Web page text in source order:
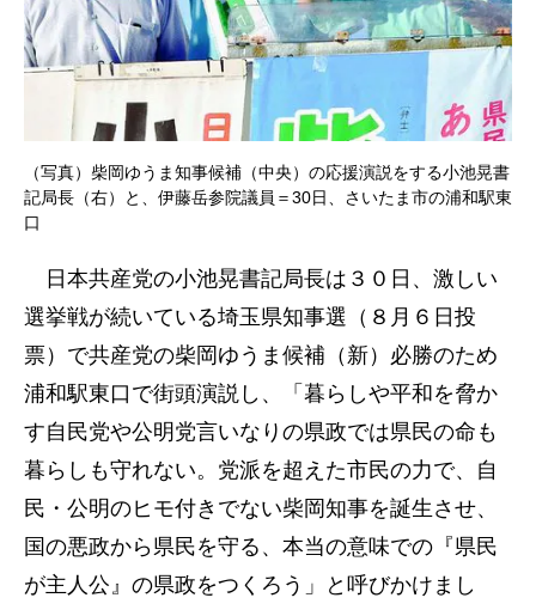
（写真）柴岡ゆうま知事候補（中央）の応援演説をする小池晃書
記局長（右）と、伊藤岳参院議員＝30日、さいたま市の浦和駅東
口
日本共産党の小池晃書記局長は３０日、激しい
選挙戦が続いている埼玉県知事選（８月６日投
票）で共産党の柴岡ゆうま候補（新）必勝のため
浦和駅東口で街頭演説し、「暮らしや平和を脅か
す自民党や公明党言いなりの県政では県民の命も
暮らしも守れない。党派を超えた市民の力で、自
民・公明のヒモ付きでない柴岡知事を誕生させ、
国の悪政から県民を守る、本当の意味での『県民
が主人公』の県政をつくろう」と呼びかけまし